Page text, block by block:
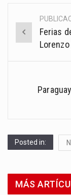
Post
Ferias
Posted in:
MÁS